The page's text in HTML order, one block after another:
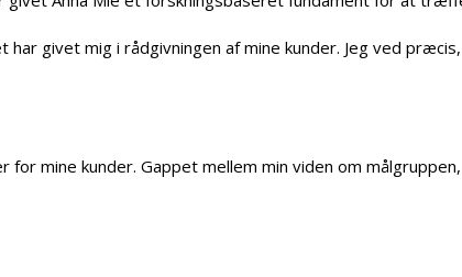
givet mig i rådgivningen af mine kunder. Jeg ved
for mine kunder. Gappet mellem min viden om